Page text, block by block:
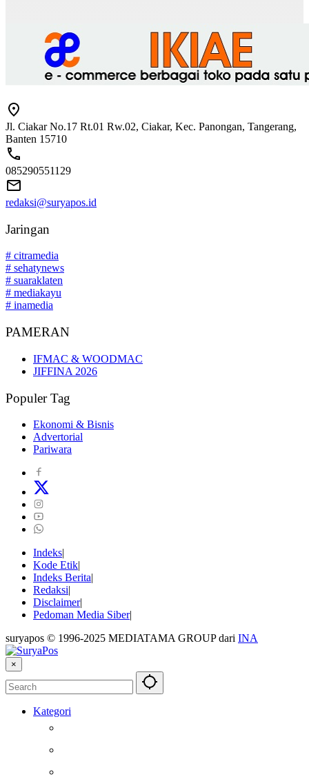
Jl. Ciakar No.17 Rt.01 Rw.02, Ciakar, Kec. Panongan, Tangerang,
Banten 15710
085290551129
redaksi@suryapos.id
Jaringan
# citramedia
# sehatynews
# suaraklaten
# mediakayu
# inamedia
PAMERAN
IFMAC & WOODMAC
JIFFINA 2026
Populer Tag
Ekonomi & Bisnis
Advertorial
Pariwara
Indeks
Kode Etik
Indeks Berita
Redaksi
Disclaimer
Pedoman Media Siber
suryapos © 1996-2025 MEDIATAMA GROUP dari INA
×
Kategori